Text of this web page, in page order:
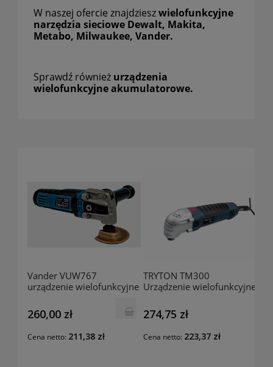
W naszej ofercie znajdzieszwielofunkcyjne
narzędzia sieciowe Dewalt, Makita,
Metabo, Milwaukee, Vander.
Sprawdź również urządzenia
wielofunkcyjne akumulatorowe.
Vander VUW767
urządzenie wielofunkcyjne
260,00 zł
Cena netto: 211,38 zł
TRYTON TM300
Urządzenie wielofunkcyjne
274,75 zł
Cena netto: 223,37 zł